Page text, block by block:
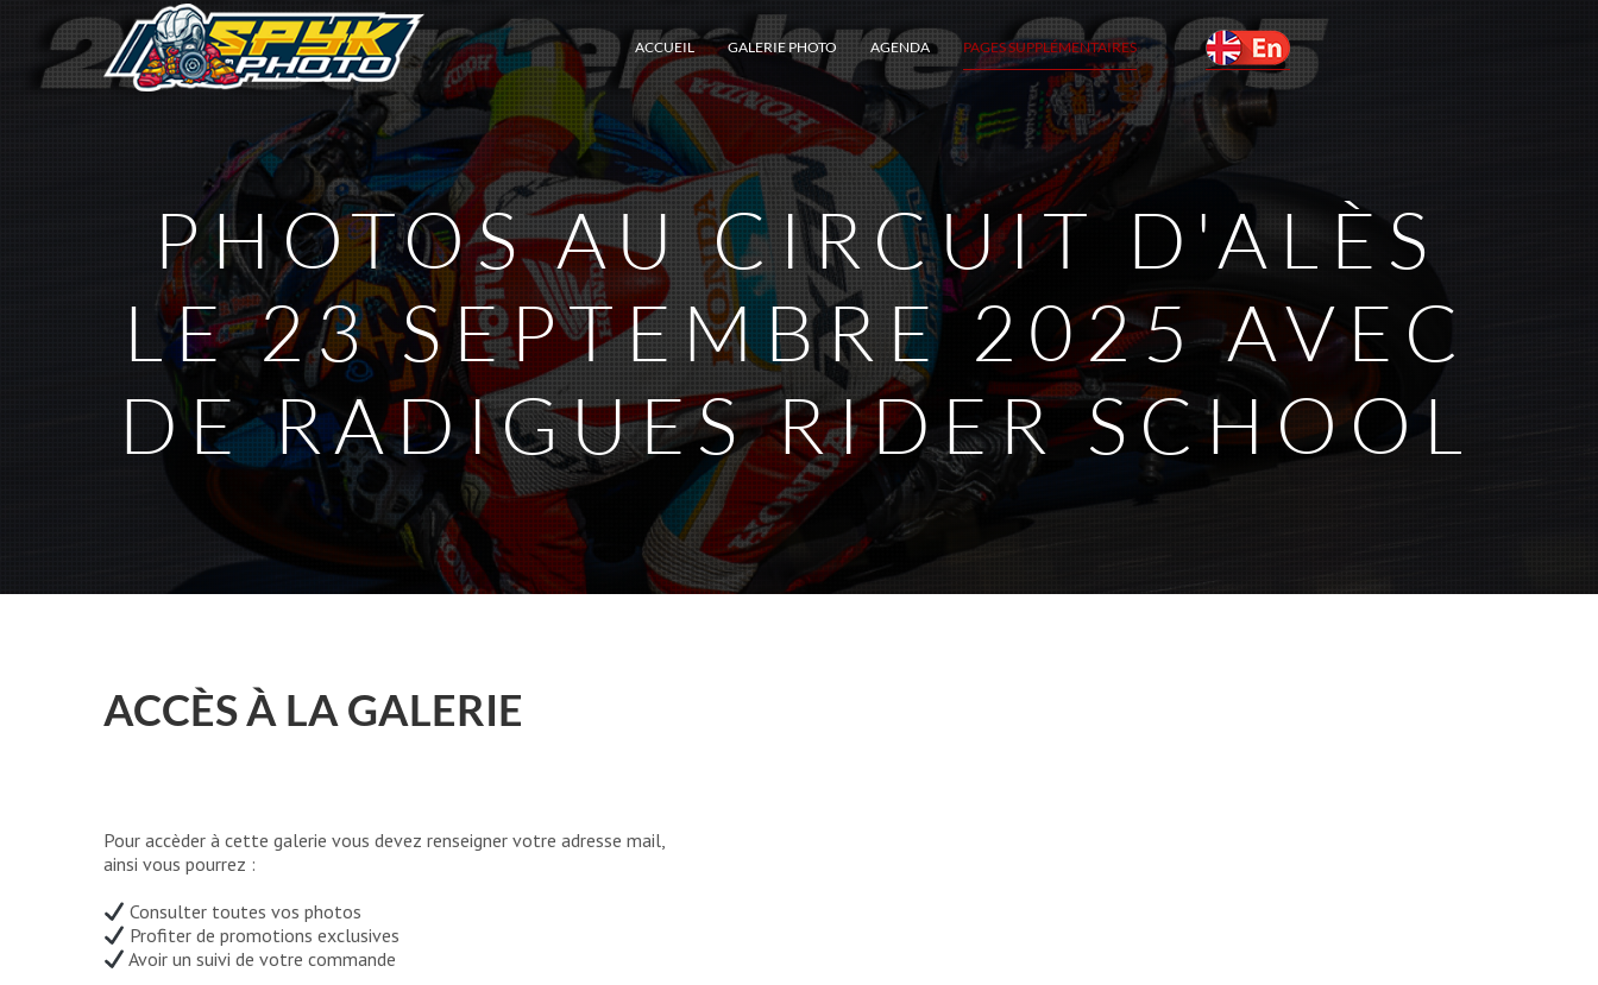
ACCUEIL GALERIE PHOTO AGENDA PAGES SUPPLÉMENTAIRES
PHOTOS AU CIRCUIT D'ALÈS
LE 23 SEPTEMBRE 2025 AVEC
DE RADIGUES RIDER SCHOOL
ACCÈS À LA GALERIE
Pour accèder à cette galerie vous devez renseigner votre adresse mail,
ainsi vous pourrez :
Consulter toutes vos photos
Profiter de promotions exclusives
Avoir un suivi de votre commande